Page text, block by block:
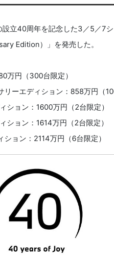
立40周年を記念した3／5／7
Edition）」を発売した。
万円（300台限定）
ーエディション：858万円（
ョン：1600万円（2台限定）
ョン：1614万円（2台限定）
ョン：2114万円（6台限定）